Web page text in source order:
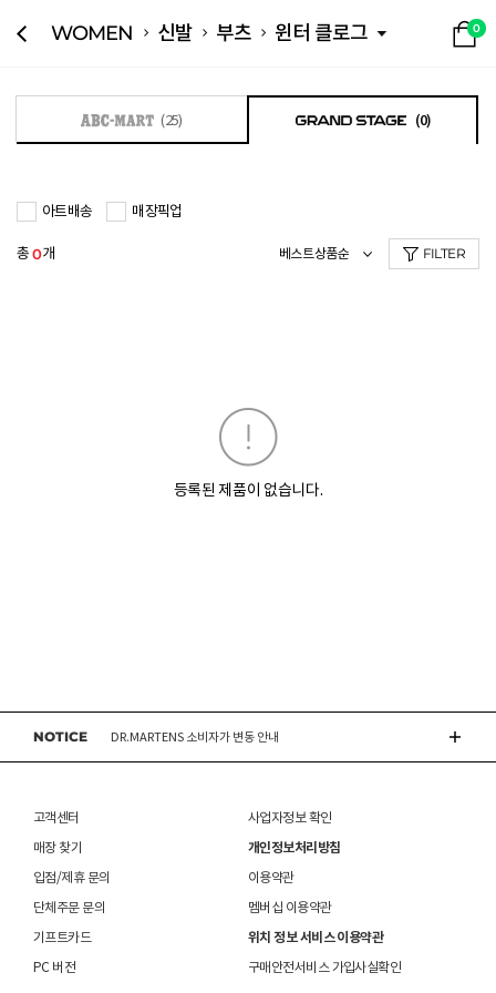
WOMEN 신발 부츠 윈터 클로그 0
(25) (0)
아트배송 매장픽업
총0개 FILTER
등록된 제품이 없습니다.
NOTICE DR.MARTENS 소비자가 변동 안내
고객센터
매장 찾기
입점/제휴 문의
단체주문 문의
기프트카드
PC 버전
사업자정보 확인
개인정보처리방침
이용약관
멤버십 이용약관
위치 정보 서비스 이용약관
구매안전서비스 가입사실확인